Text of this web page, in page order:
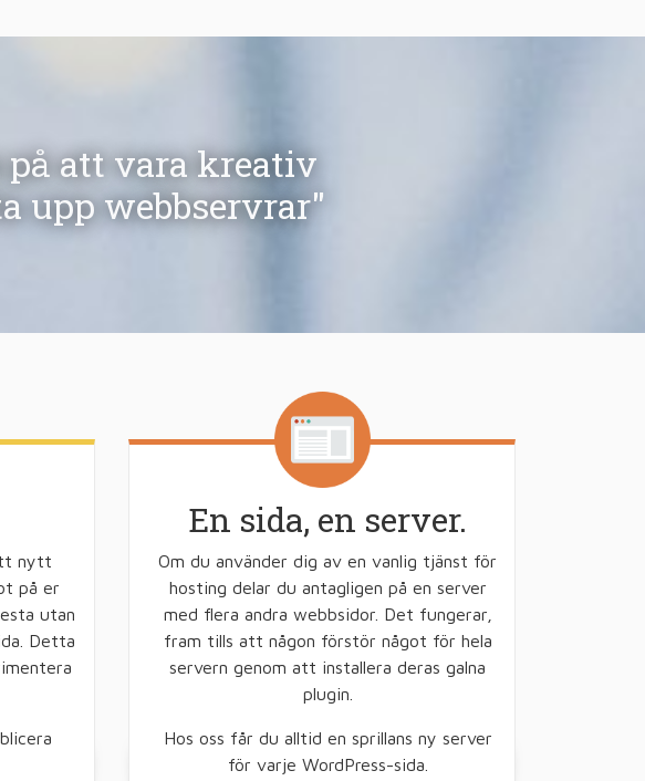
på att vara kreativ
upp webbservrar"
nytt
på er
utan
Detta
En sida, en server.
Om du använder dig av en vanlig tjänst för
hosting delar du antagligen på en server
med flera andra webbsidor. Det fungerar,
fram tills att någon förstör något för hela
servern genom att installera deras galna
plugin.
Hos oss får du alltid en sprillans ny server
för varje WordPress-sida.